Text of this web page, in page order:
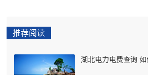
推荐阅读
湖北电力电费查询